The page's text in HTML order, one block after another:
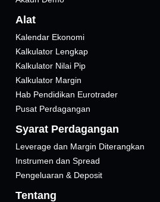
Alat
Kalendar Ekonomi
Kalkulator Lengkap
Kalkulator Nilai Pip
Kalkulator Margin
Hab Pendidikan Eurotrader
Pusat Perdagangan
Syarat Perdagangan
Leverage dan Margin Diterangkan
Instrumen dan Spread
Pengeluaran & Deposit
Tentang